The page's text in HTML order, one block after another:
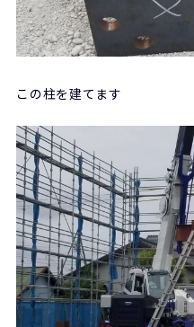
この柱を建てます